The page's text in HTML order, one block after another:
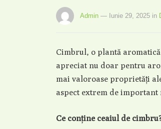
Admin — Iunie 29, 2025 in
Cimbrul, o plantă
apreciat nu doar pentru
mai valoroase proprietăți
aspect extrem de
Ce conține ceaiul de